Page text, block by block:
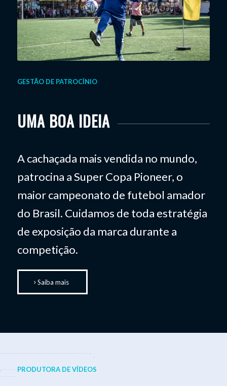
GESTÃO DE PATROCÍNIO
UMA BOA IDEIA
A cachaçada mais vendida no mundo,
patrocina a Super Copa Pioneer, o
maior campeonato de futebol amador
do Brasil. Cuidamos de toda estratégia
de exposição da marca durante a
competição.
Saiba mais
PRODUTORA DE VÍDEOS